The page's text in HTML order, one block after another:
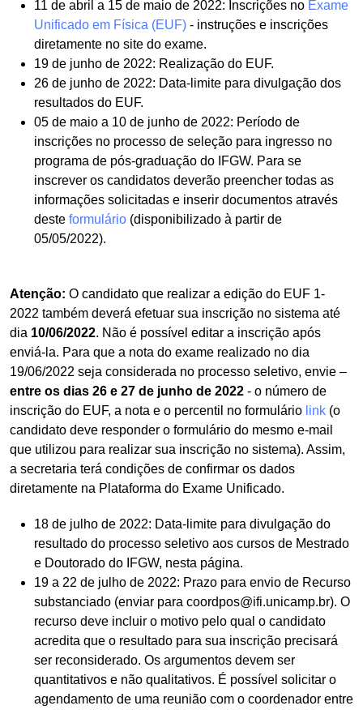
11 de abril a 15 de maio de 2022: Inscrições no Exame
Unificado em Física (EUF) - instruções e inscrições
diretamente no site do exame.
19 de junho de 2022: Realização do EUF.
26 de junho de 2022: Data-limite para divulgação dos
resultados do EUF.
05 de maio a 10 de junho de 2022: Período de
inscrições no processo de seleção para ingresso no
programa de pós-graduação do IFGW. Para se
inscrever os candidatos deverão preencher todas as
informações solicitadas e inserir documentos através
deste formulário (disponibilizado à partir de
05/05/2022).
Atenção: O candidato que realizar a edição do EUF 1-
2022 também deverá efetuar sua inscrição no sistema até
dia 10/06/2022. Não é possível editar a inscrição após
enviá-la. Para que a nota do exame realizado no dia
19/06/2022 seja considerada no processo seletivo, envie –
entre os dias 26 e 27 de junho de 2022 - o número de
inscrição do EUF, a nota e o percentil no formulário link (o
candidato deve responder o formulário do mesmo e-mail
que utilizou para realizar sua inscrição no sistema). Assim,
a secretaria terá condições de confirmar os dados
diretamente na Plataforma do Exame Unificado.
18 de julho de 2022: Data-limite para divulgação do
resultado do processo seletivo aos cursos de Mestrado
e Doutorado do IFGW, nesta página.
19 a 22 de julho de 2022: Prazo para envio de Recurso
substanciado (enviar para coordpos@ifi.unicamp.br). O
recurso deve incluir o motivo pelo qual o candidato
acredita que o resultado para sua inscrição precisará
ser reconsiderado. Os argumentos devem ser
quantitativos e não qualitativos. É possível solicitar o
agendamento de uma reunião com o coordenador entre